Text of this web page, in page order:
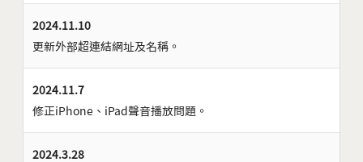
2024.11.10
更新外部超連結網址及名稱。
2024.11.7
修正iPhone、iPad聲音播放問題。
2024.3.28